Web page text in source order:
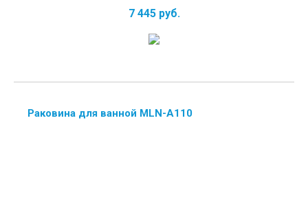
7 445 руб.
Раковина для ванной MLN-А110